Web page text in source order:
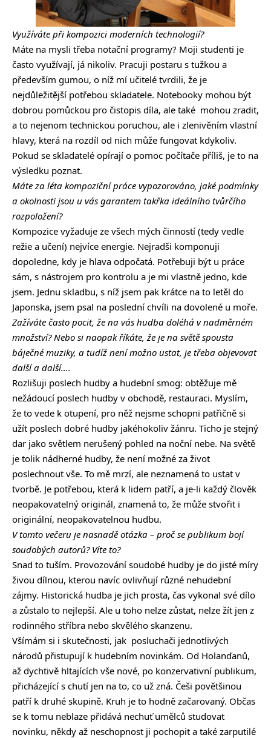
Využíváte při kompozici moderních technologií?
Máte na mysli třeba notační programy? Moji studenti je
často využívají, já nikoliv. Pracuji postaru s tužkou a
především gumou, o níž mí učitelé tvrdili, že je
nejdůležitější potřebou skladatele. Notebooky mohou být
dobrou pomůckou pro čistopis díla, ale také mohou zradit,
a to nejenom technickou poruchou, ale i zlenivěním vlastní
hlavy, která na rozdíl od nich může fungovat kdykoliv.
Pokud se skladatelé opírají o pomoc počítače příliš, je to na
výsledku poznat.
Máte za léta kompoziční práce vypozorováno, jaké podmínky
a okolnosti jsou u vás garantem takřka ideálního tvůrčího
rozpoložení?
Kompozice vyžaduje ze všech mých činností (tedy vedle
režie a učení) nejvíce energie. Nejradši komponuji
dopoledne, kdy je hlava odpočatá. Potřebuji být u práce
sám, s nástrojem pro kontrolu a je mi vlastně jedno, kde
jsem. Jednu skladbu, s níž jsem pak krátce na to letěl do
Japonska, jsem psal na poslední chvíli na dovolené u moře.
Zažíváte často pocit, že na vás hudba doléhá v nadměrném
množství? Nebo si naopak říkáte, že je na světě spousta
báječné muziky, a tudíž není možno ustat, je třeba objevovat
další a další….
Rozlišuji poslech hudby a hudební smog: obtěžuje mě
nežádoucí poslech hudby v obchodě, restauraci. Myslím,
že to vede k otupení, pro něž nejsme schopni patřičně si
užít poslech dobré hudby jakéhokoliv žánru. Ticho je stejný
dar jako světlem nerušený pohled na noční nebe. Na světě
je tolik nádherné hudby, že není možné za život
poslechnout vše. To mě mrzí, ale neznamená to ustat v
tvorbě. Je potřebou, která k lidem patří, a je-li každý člověk
neopakovatelný originál, znamená to, že může stvořit i
originální, neopakovatelnou hudbu.
V tomto večeru je nasnadě otázka – proč se publikum bojí
soudobých autorů? Víte to?
Snad to tuším. Provozování soudobé hudby je do jisté míry
živou dílnou, kterou navíc ovlivňují různé nehudební
zájmy. Historická hudba je jich prosta, čas vykonal své dílo
a zůstalo to nejlepší. Ale u toho nelze zůstat, nelze žít jen z
rodinného stříbra nebo skvělého skanzenu.
Všímám si i skutečnosti, jak posluchači jednotlivých
národů přistupují k hudebním novinkám. Od Holanďanů,
až dychtivě hltajících vše nové, po konzervativní publikum,
přicházející s chutí jen na to, co už zná. Češi povětšinou
patří k druhé skupině. Kruh je to hodně začarovaný. Občas
se k tomu neblaze přidává nechuť umělců studovat
novinku, někdy až neschopnost ji pochopit a také zarputilé